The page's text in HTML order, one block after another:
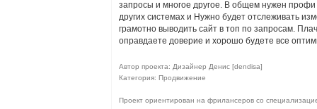
запросы и многое другое. В общем нужен профи
других системах и Нужно будет отслеживать
грамотно выводить сайт в топ по запросам.
оправдаете доверие и хорошо будете все
Автор проекта: Дизайнер Денис [dendisa]
Категория: Продвижение
Проект ориентирован на фрилансеров со